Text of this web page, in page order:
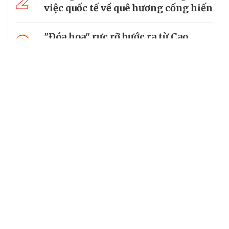
việc quốc tế về quê hương cống hiến
3
"Đóa hoa" rực rỡ bước ra từ Cao